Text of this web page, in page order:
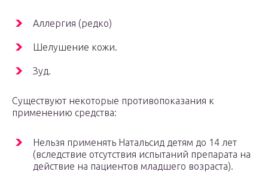
Аллергия (редко)
Шелушение кожи.
Зуд.
Существуют некоторые противопоказания к
применению средства:
Нельзя применять Натальсид детям до 14 лет
(вследствие отсутствия испытаний препарата на
действие на пациентов младшего возраста).